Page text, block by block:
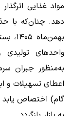
مواد غذایی
دهد. چنان‌که با
واحدهای تولیدی
به‌منظور جبران
اعطای تسهیلات و
گام) اختصاص یابد